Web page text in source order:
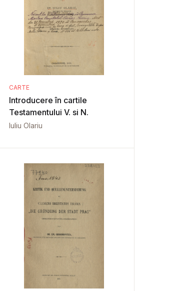
CARTE
Introducere în cartile
Testamentului V. si N.
Iuliu Olariu